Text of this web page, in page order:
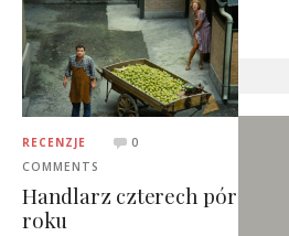
RECENZJE
0
COMMENTS
Handlarz czterech pór
roku